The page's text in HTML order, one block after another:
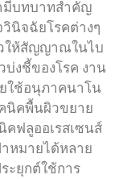
มีบทบาทสำคัญ
นิจฉัยโรคต่างๆ
ให้สัญญาณในไบ
บ่งชี้ของโรค งาน
ใช้อนุภาคนาโน
นิคพื้นผิวขยาย
คฟลูออเรสเซนส์
หมายได้หลาย
ะยุกต์ใช้การ